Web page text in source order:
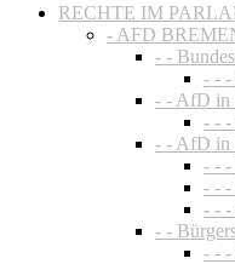
RECHTE IM
- AFD
- -
- - -
- - AfD in
- - -
- - AfD in
- - -
- - -
- - -
- -
- - -